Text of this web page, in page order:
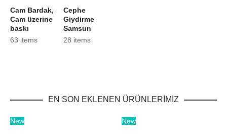
Cam Bardak,
Cam üzerine
baskı
63 items
Cephe
Giydirme
Samsun
28 items
EN SON EKLENEN ÜRÜNLERİMİZ
New New